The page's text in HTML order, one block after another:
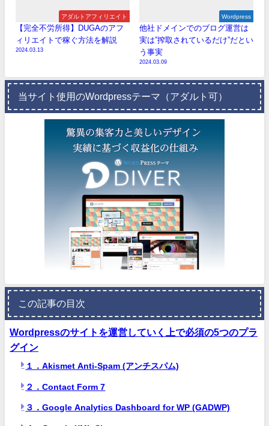
アダルトアフィリエイト
【完全不労所得】DUGAのアフ
ィリエイトで稼ぐ方法を解説
2024.03.13
Wordpress
他社ドメインでのブログ運営は
実は”搾取されているだけ”だとい
う事実
2024.03.09
当サイト使用のWordpressテーマ（アダルト可）
この記事の目次
Wordpressのサイトを運営していく上で必須の5つのプラ
グイン
１．Akismet Anti-Spam (アンチスパム)
２．Contact Form 7
３．Google Analytics Dashboard for WP (GADWP)